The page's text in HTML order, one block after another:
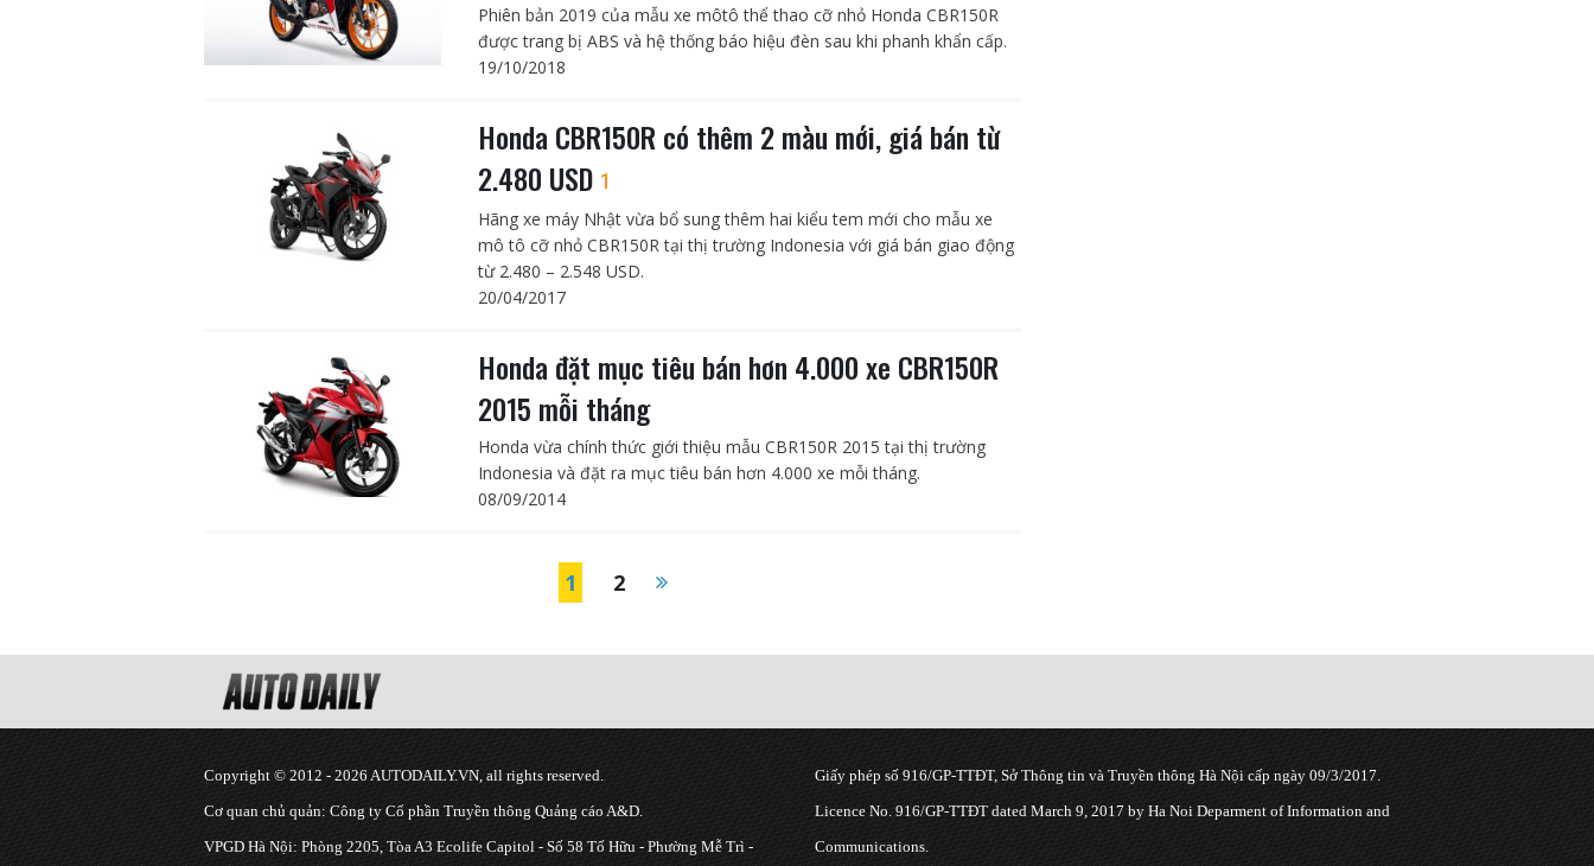
Phiên bản 2019 của mẫu xe môtô thể thao cỡ nhỏ Honda CBR150R
được trang bị ABS và hệ thống báo hiệu đèn sau khi phanh khẩn cấp.
19/10/2018
Honda CBR150R có thêm 2 màu mới, giá bán từ
2.480 USD 1
Hãng xe máy Nhật vừa bổ sung thêm hai kiểu tem mới cho mẫu xe
mô tô cỡ nhỏ CBR150R tại thị trường Indonesia với giá bán giao động
từ 2.480 – 2.548 USD.
20/04/2017
Honda đặt mục tiêu bán hơn 4.000 xe CBR150R
2015 mỗi tháng
Honda vừa chính thức giới thiệu mẫu CBR150R 2015 tại thị trường
Indonesia và đặt ra mục tiêu bán hơn 4.000 xe mỗi tháng.
08/09/2014
1 2
Copyright © 2012 - 2026 AUTODAILY.VN, all rights reserved.
Cơ quan chủ quản: Công ty Cổ phần Truyền thông Quảng cáo A&D.
VPGD Hà Nội: Phòng 2205, Tòa A3 Ecolife Capitol - Số 58 Tố Hữu - Phường Mễ Trì -
Giấy phép số 916/GP-TTĐT, Sở Thông tin và Truyền thông Hà Nội cấp ngày 09/3/2017.
Licence No. 916/GP-TTĐT dated March 9, 2017 by Ha Noi Deparment of Information and
Communications.